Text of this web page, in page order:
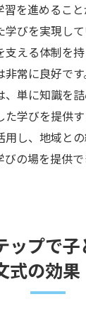
習を進めるこ
びを実現し
支える体制を
非常に良好で
単に知識を詰
学びを提供す
し、地域と
びの場を提供
ップで
式の効果